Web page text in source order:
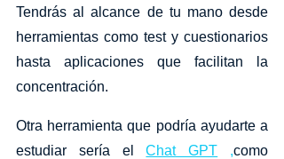
Tendrás al alcance de tu mano desde
herramientas como test y cuestionarios
hasta aplicaciones que facilitan la
concentración.
Otra herramienta que podría ayudarte a
estudiar sería el Chat GPT ,como